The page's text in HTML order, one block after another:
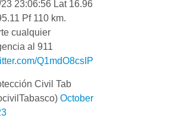
23:06:56 Lat 16.96
Pf 110 km.
cualquier
al 911
Q1mdO8csIP
Civil Tab
October